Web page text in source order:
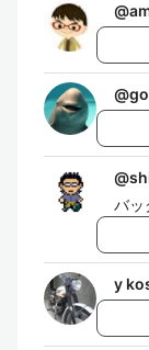
@
@
@
バッ
y